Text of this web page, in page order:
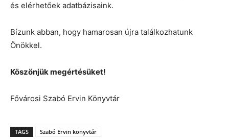
és elérhetőek adatbázisaink.
Bízunk abban, hogy hamarosan újra találkozhatunk
Önökkel.
Köszönjük megértésüket!
Fővárosi Szabó Ervin Könyvtár
TAGS Szabó Ervin könyvtár